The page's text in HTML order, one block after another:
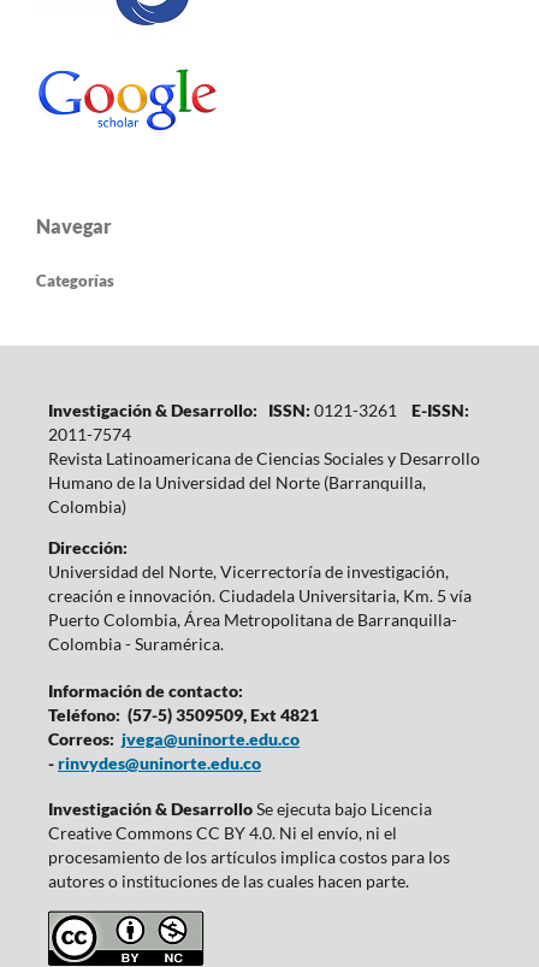
Navegar
Categorías
Investigación & Desarrollo: ISSN: 0121-3261
E-ISSN:
2011-7574
Revista Latinoamericana de Ciencias Sociales y Desarrollo
Humano de la Universidad del Norte (Barranquilla,
Colombia)
Dirección:
Universidad del Norte, Vicerrectoría de investigación,
creación e innovación. Ciudadela Universitaria, Km. 5 vía
Puerto Colombia, Área Metropolitana de Barranquilla-
Colombia - Suramérica.
Información de contacto:
Teléfono: (57-5) 3509509, Ext 4821
Correos: jvega@uninorte.edu.co
-rinvydes@uninorte.edu.co
Investigación & DesarrolloSe ejecuta bajo Licencia
Creative Commons CC BY 4.0. Ni el envío, ni el
procesamiento de los artículos implica costos para los
autores o instituciones de las cuales hacen parte.